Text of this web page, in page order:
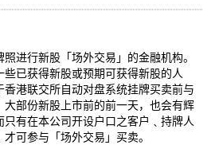
进行新股「场外交易」的金融机构。
已获得新股或预期可获得新股的人
港联交所自动对盘系统挂牌买卖前与
部份新股上市前的前一天，也会有辉
有在本公司开设户口之客户﹑持牌人
可参与「场外交易」买卖。